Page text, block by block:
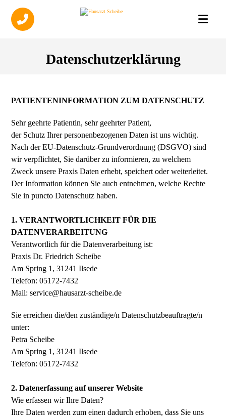
Datenschutzerklärung
PATIENTENINFORMATION ZUM DATENSCHUTZ
Sehr geehrte Patientin, sehr geehrter Patient,
der Schutz Ihrer personenbezogenen Daten ist uns wichtig.
Nach der EU-Datenschutz-Grundverordnung (DSGVO) sind
wir verpflichtet, Sie darüber zu informieren, zu welchem
Zweck unsere Praxis Daten erhebt, speichert oder weiterleitet.
Der Information können Sie auch entnehmen, welche Rechte
Sie in puncto Datenschutz haben.
1. VERANTWORTLICHKEIT FÜR DIE
DATENVERARBEITUNG
Verantwortlich für die Datenverarbeitung ist:
Praxis Dr. Friedrich Scheibe
Am Spring 1, 31241 Ilsede
Telefon: 05172-7432
Mail: service@hausarzt-scheibe.de
Sie erreichen die/den zuständige/n Datenschutzbeauftragte/n
unter:
Petra Scheibe
Am Spring 1, 31241 Ilsede
Telefon: 05172-7432
2. Datenerfassung auf unserer Website
Wie erfassen wir Ihre Daten?
Ihre Daten werden zum einen dadurch erhoben, dass Sie uns